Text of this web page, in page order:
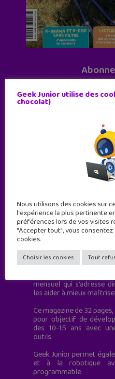
Geek Junior est le
à destination des
mensuel qui s’adresse
les aider à mieux
Ce magazine de 32
pour objectif de
des 10-15 ans avec
outils.
Geek Junior permet
et à la robotique
programmable.
Geek Junior utilise des
chocolat)
Nous utilisons des cookies sur
l'expérience la plus pertinente
préférences lors de vos visites
"Accepter tout", vous
cookies.
Choisir les cookies Tout